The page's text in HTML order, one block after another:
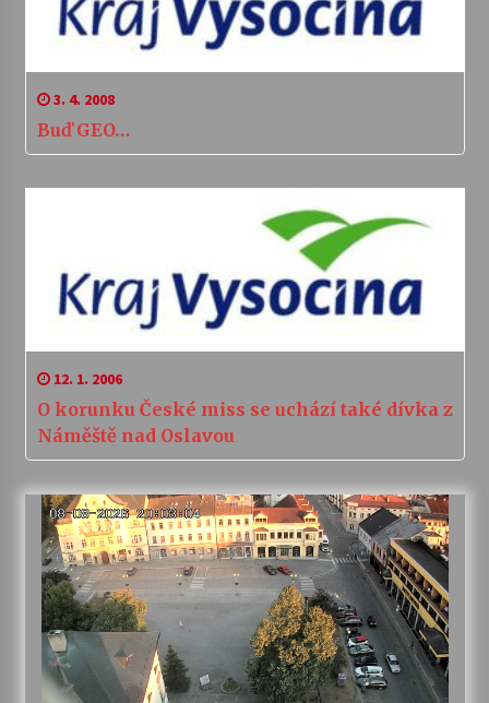
3. 4. 2008
Buď GEO…
12. 1. 2006
O korunku České miss se uchází také dívka z
Náměště nad Oslavou